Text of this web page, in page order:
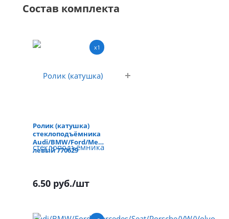
Состав комплекта
x1
Ролик (катушка)
стеклоподъёмника
Audi/BMW/Ford/Mercedes/Seat/Porsche/VW/Volvo
левый 770629
6.50 руб./шт